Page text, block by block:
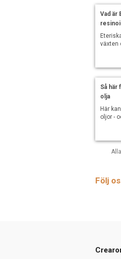
Vad är
växten
Så här
olja
Här
oljor -
Följ